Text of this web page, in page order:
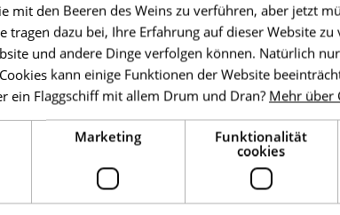
mit den Beeren des Weins zu verführen, aber jetzt
tragen dazu bei, Ihre Erfahrung auf dieser Website
und andere Dinge verfolgen können. Natürlich
kann einige Funktionen der Website
ein Flaggschiff mit allem Drum und Dran? Mehr über
Marketing
Funktionalität
cookies